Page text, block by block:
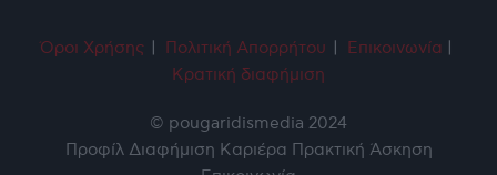
Όροι Χρήσης Πολιτική Απορρήτου Επικοινωνία
Κρατική διαφήμιση
© pougaridismedia 2024
Προφίλ Διαφήμιση Καριέρα Πρακτική Άσκηση